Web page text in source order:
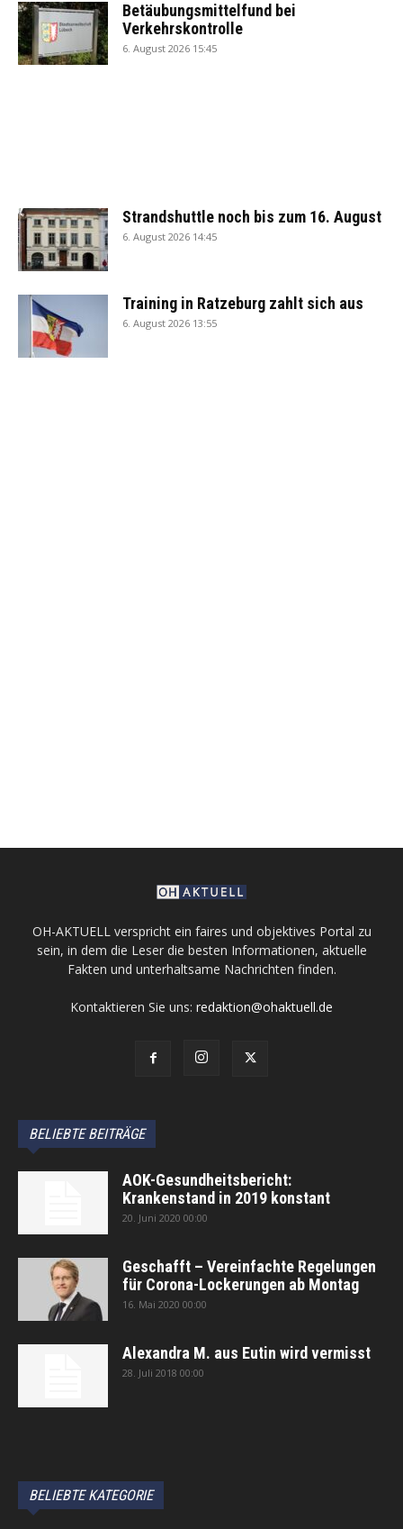
Betäubungsmittelfund bei
Verkehrskontrolle
6. August 2026 15:45
Strandshuttle noch bis zum 16. August
6. August 2026 14:45
Training in Ratzeburg zahlt sich aus
6. August 2026 13:55
OH-AKTUELL verspricht ein faires und objektives Portal zu
sein, in dem die Leser die besten Informationen, aktuelle
Fakten und unterhaltsame Nachrichten finden.
Kontaktieren Sie uns: redaktion@ohaktuell.de
BELIEBTE BEITRÄGE
AOK-Gesundheitsbericht:
Krankenstand in 2019 konstant
20. Juni 2020 00:00
Geschafft – Vereinfachte Regelungen
für Corona-Lockerungen ab Montag
16. Mai 2020 00:00
Alexandra M. aus Eutin wird vermisst
28. Juli 2018 00:00
BELIEBTE KATEGORIE